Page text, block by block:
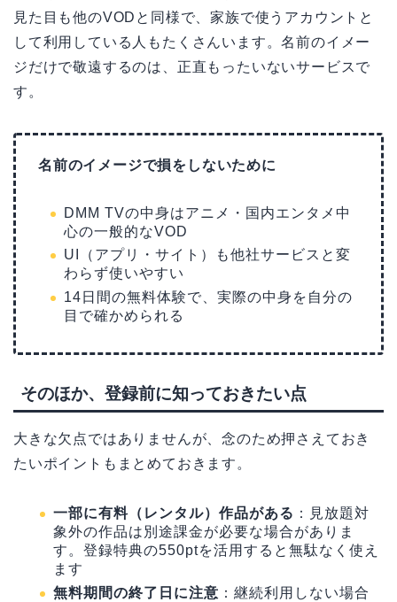
見た目も他のVODと同様で、家族で使うアカウントと
して利用している人もたくさんいます。名前のイメー
ジだけで敬遠するのは、正直もったいないサービスで
す。
名前のイメージで損をしないために
DMM TVの中身はアニメ・国内エンタメ中
心の一般的なVOD
UI（アプリ・サイト）も他社サービスと変
わらず使いやすい
14日間の無料体験で、実際の中身を自分の
目で確かめられる
そのほか、登録前に知っておきたい点
大きな欠点ではありませんが、念のため押さえておき
たいポイントもまとめておきます。
一部に有料（レンタル）作品がある ：見放題対
象外の作品は別途課金が必要な場合がありま
す。登録特典の550ptを活用すると無駄なく使え
ます
無料期間の終了日に注意 ：継続利用しない場合